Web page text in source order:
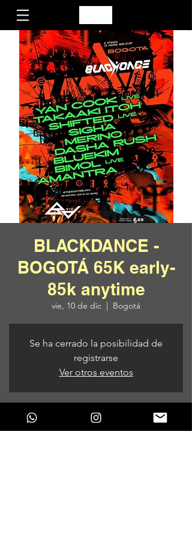
BLACKDANCE -
BOGOTÁ 65K early-
85k anytime
vie, 10 de dic
  |
Bogotá
Se ha cerrado la posibilidad de
registrarse
Ver otros eventos
Horario y ubicación